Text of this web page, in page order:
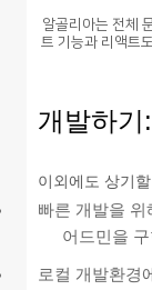
알골리아는 전체
트 기능과 리액트
개발하
이외에도 상기
빠른 개발을 위
어드민을 구
로컬 개발환경